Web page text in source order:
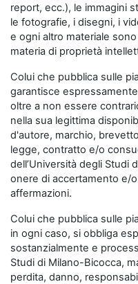
report, ecc.), le immagini
le fotografie, i disegni, i
e ogni altro materiale
materia di proprietà
Colui che pubblica sulle
garantisce
oltre a non essere
nella sua legittima
d'autore, marchio,
legge, contratto e/o
dell’Università degli Studi
onere di accertamento e/
affermazioni.
Colui che pubblica sulle
in ogni caso, si obbliga
sostanzialmente e
Studi di Milano-Bicocca,
perdita, danno,